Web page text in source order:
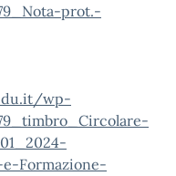
prot.-
wp-
Formazione-